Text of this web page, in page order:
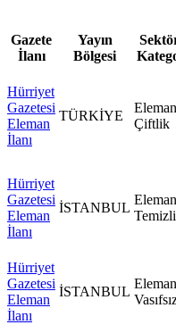
Gazete
İlanı
Yayın
Bölgesi
Hürriyet
Gazetesi
Eleman
İlanı
TÜRKİYE
Çiftlik
Hürriyet
Gazetesi
Eleman
İlanı
İSTANBUL
Hürriyet
Gazetesi
Eleman
İlanı
İSTANBUL